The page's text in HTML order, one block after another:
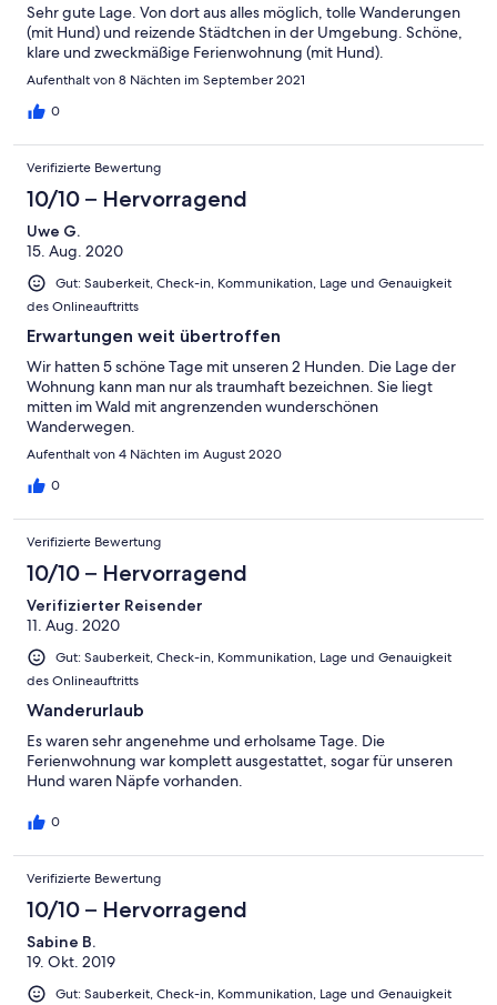
Sehr gute Lage. Von dort aus alles möglich, tolle Wanderungen
(mit Hund) und reizende Städtchen in der Umgebung. Schöne,
klare und zweckmäßige Ferienwohnung (mit Hund).
Aufenthalt von 8 Nächten im September 2021
0
Verifizierte Bewertung
10/10 – Hervorragend
Uwe G.
15. Aug. 2020
Gut: Sauberkeit, Check-in, Kommunikation, Lage und Genauigkeit
des Onlineauftritts
Erwartungen weit übertroffen
Wir hatten 5 schöne Tage mit unseren 2 Hunden. Die Lage der
Wohnung kann man nur als traumhaft bezeichnen. Sie liegt
mitten im Wald mit angrenzenden wunderschönen
Wanderwegen.
Aufenthalt von 4 Nächten im August 2020
0
Verifizierte Bewertung
10/10 – Hervorragend
Verifizierter Reisender
11. Aug. 2020
Gut: Sauberkeit, Check-in, Kommunikation, Lage und Genauigkeit
des Onlineauftritts
Wanderurlaub
Es waren sehr angenehme und erholsame Tage. Die
Ferienwohnung war komplett ausgestattet, sogar für unseren
Hund waren Näpfe vorhanden.
0
Verifizierte Bewertung
10/10 – Hervorragend
Sabine B.
19. Okt. 2019
Gut: Sauberkeit, Check-in, Kommunikation, Lage und Genauigkeit